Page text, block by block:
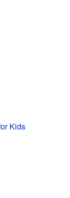
Kids